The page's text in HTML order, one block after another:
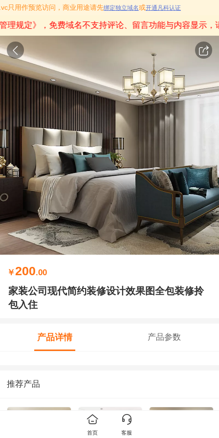
只用作预览访问，商业用途请先绑定独立域名或开通凡科认证
理规定》 ，免费域名不支持评论、留言功能与内容显示，
￥200.00
家装公司现代简约装修设计效果图全包装修拎
包入住
产品详情 产品参数
推荐产品
首页 客服